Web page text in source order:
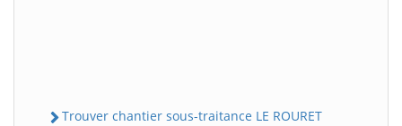
Trouver chantier sous-traitance LE ROURET